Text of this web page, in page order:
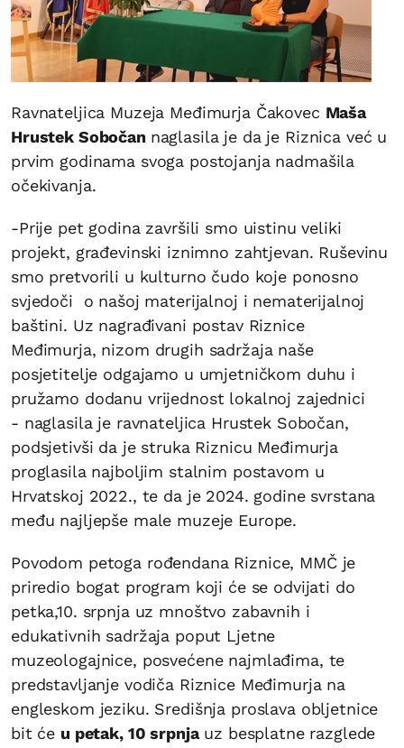
Ravnateljica Muzeja Međimurja Čakovec Maša
Hrustek Sobočan naglasila je da je Riznica već u
prvim godinama svoga postojanja nadmašila
očekivanja.
-Prije pet godina završili smo uistinu veliki
projekt, građevinski iznimno zahtjevan. Ruševinu
smo pretvorili u kulturno čudo koje ponosno
svjedoči o našoj materijalnoj i nematerijalnoj
baštini. Uz nagrađivani postav Riznice
Međimurja, nizom drugih sadržaja naše
posjetitelje odgajamo u umjetničkom duhu i
pružamo dodanu vrijednost lokalnoj zajednici
- naglasila je ravnateljica Hrustek Sobočan,
podsjetivši da je struka Riznicu Međimurja
proglasila najboljim stalnim postavom u
Hrvatskoj 2022., te da je 2024. godine svrstana
među najljepše male muzeje Europe.
Povodom petoga rođendana Riznice, MMČ je
priredio bogat program koji će se odvijati do
petka,10. srpnja uz mnoštvo zabavnih i
edukativnih sadržaja poput Ljetne
muzeologajnice, posvećene najmlađima, te
predstavljanje vodiča Riznice Međimurja na
engleskom jeziku. Središnja proslava obljetnice
bit će u petak, 10 srpnjauz besplatne razglede